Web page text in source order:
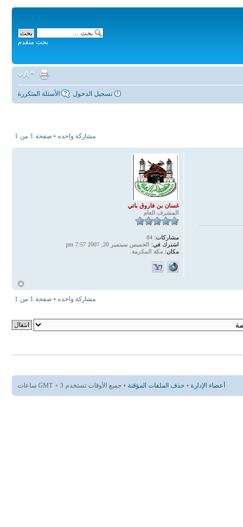
بحث متقدم
الأسئلة المتكررة تسجيل الدخول
مشاركة واحده • صفحة 1 من 1
غسان بن فاروق باتي
المشرف العام
مشاركات:
اشترك في: الخميس سبتمبر 20, 2007 7:57 pm
مكان: مكة المكرمة
مشاركة واحده • صفحة 1 من 1
أعضاء الإدارة • حذف الملفات المؤقتة • جميع الأوقات تستخدم GMT + 3 ساعات